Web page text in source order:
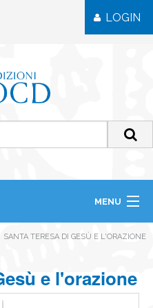
LOGIN
MENU
SANTA TERESA DI GESÙ E L'ORAZIONE
e l'orazione